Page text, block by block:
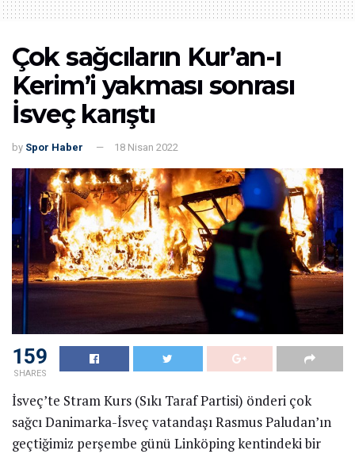
Çok sağcıların Kur’an-ı
Kerim’i yakması sonrası
İsveç karıştı
by Spor Haber 18 Nisan 2022
159
SHARES
İsveç’te Stram Kurs (Sıkı Taraf Partisi) önderi çok
sağcı Danimarka-İsveç vatandaşı Rasmus Paludan’ın
geçtiğimiz perşembe günü Linköping kentindeki bir